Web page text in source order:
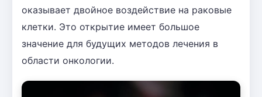
оказывает двойное воздействие на раковые
клетки. Это открытие имеет большое
значение для будущих методов лечения в
области онкологии.